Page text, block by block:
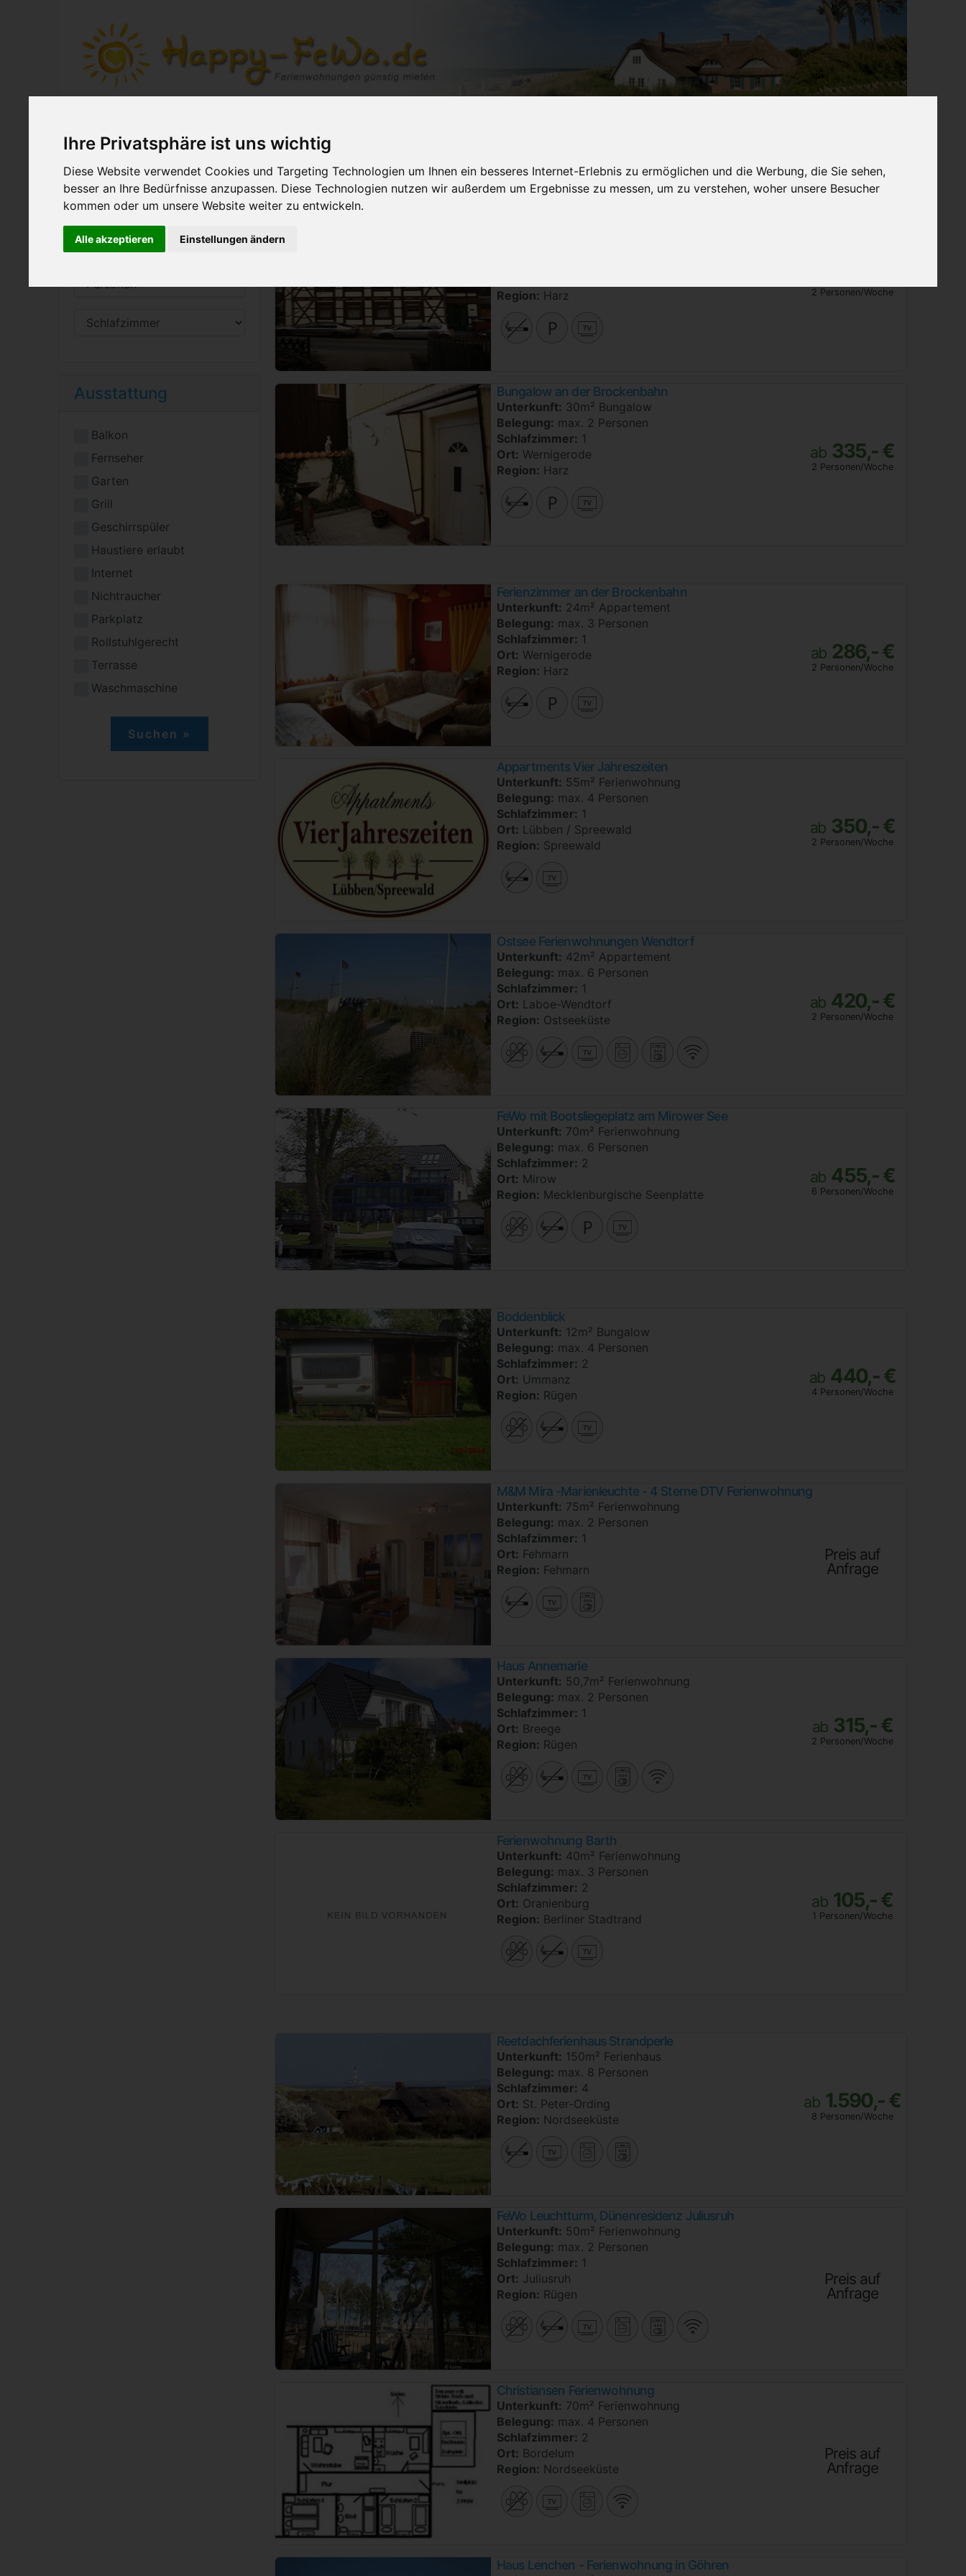
Ihre Privatsphäre ist uns wichtig
Diese Website verwendet Cookies und Targeting Technologien um Ihnen ein besseres Internet-Erlebnis zu ermöglichen und die Werbung, die Sie sehen,
besser an Ihre Bedürfnisse anzupassen. Diese Technologien nutzen wir außerdem um Ergebnisse zu messen, um zu verstehen, woher unsere Besucher
kommen oder um unsere Website weiter zu entwickeln.
Alle akzeptieren Einstellungen ändern
Ferienwohnung
suchen
Ausstattung
Balkon
Fernseher
Garten
Grill
Geschirrspüler
Haustiere erlaubt
Internet
Nichtraucher
Parkplatz
Rollstuhlgerecht
Terrasse
Waschmaschine
Badeurlaub in Deutschland
Region: Harz 2 Personen/Woche
Bungalow an der Brockenbahn
Unterkunft: 30m² Bungalow
Belegung: max. 2 Personen
Schlafzimmer: 1
Ort: Wernigerode
Region: Harz
ab 335,- €
2 Personen/Woche
Ferienzimmer an der Brockenbahn
Unterkunft: 24m² Appartement
Belegung: max. 3 Personen
Schlafzimmer: 1
Ort: Wernigerode
Region: Harz
ab 286,- €
2 Personen/Woche
Appartments Vier Jahreszeiten
Unterkunft: 55m² Ferienwohnung
Belegung: max. 4 Personen
Schlafzimmer: 1
Ort: Lübben / Spreewald
Region: Spreewald
ab 350,- €
2 Personen/Woche
Ostsee Ferienwohnungen Wendtorf
Unterkunft: 42m² Appartement
Belegung: max. 6 Personen
Schlafzimmer: 1
Ort: Laboe-Wendtorf
Region: Ostseeküste
ab 420,- €
2 Personen/Woche
FeWo mit Bootsliegeplatz am Mirower See
Unterkunft: 70m² Ferienwohnung
Belegung: max. 6 Personen
Schlafzimmer: 2
Ort: Mirow
Region: Mecklenburgische Seenplatte
ab 455,- €
6 Personen/Woche
Boddenblick
Unterkunft: 12m² Bungalow
Belegung: max. 4 Personen
Schlafzimmer: 2
Ort: Ummanz
Region: Rügen
ab 440,- €
4 Personen/Woche
M&M Mira -Marienleuchte - 4 Sterne DTV Ferienwohnung
Unterkunft: 75m² Ferienwohnung
Belegung: max. 2 Personen
Schlafzimmer: 1
Ort: Fehmarn
Region: Fehmarn
Preis auf
Anfrage
Haus Annemarie
Unterkunft: 50,7m² Ferienwohnung
Belegung: max. 2 Personen
Schlafzimmer: 1
Ort: Breege
Region: Rügen
ab 315,- €
2 Personen/Woche
Ferienwohnung Barth
Unterkunft: 40m² Ferienwohnung
Belegung: max. 3 Personen
Schlafzimmer: 2
Ort: Oranienburg
Region: Berliner Stadtrand
ab 105,- €
1 Personen/Woche
Reetdachferienhaus Strandperle
Unterkunft: 150m² Ferienhaus
Belegung: max. 8 Personen
Schlafzimmer: 4
Ort: St. Peter-Ording
Region: Nordseeküste
ab 1.590,- €
8 Personen/Woche
FeWo Leuchtturm, Dünenresidenz Juliusruh
Unterkunft: 50m² Ferienwohnung
Belegung: max. 2 Personen
Schlafzimmer: 1
Ort: Juliusruh
Region: Rügen
Preis auf
Anfrage
Christiansen Ferienwohnung
Unterkunft: 70m² Ferienwohnung
Belegung: max. 4 Personen
Schlafzimmer: 2
Ort: Bordelum
Region: Nordseeküste
Preis auf
Anfrage
Haus Lenchen - Ferienwohnung in Göhren